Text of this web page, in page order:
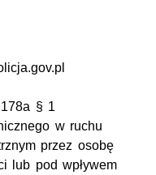
§ 1
w ruchu
przez osobę
lub pod wpływem